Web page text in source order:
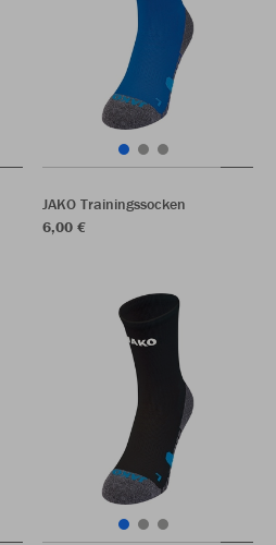
JAKO Trainingssocken
6,00 €